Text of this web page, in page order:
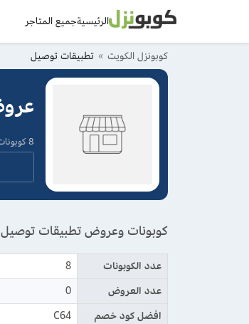
الرئيسيةجميع المتاجر
كوبونزل الكويت تطبيقات توصيل
8 كوبونات وعروض
كوبونات وعروض تطبيقات توصيل
عدد الكوبونات
8
عدد العروض
0
افضل كود خصم
C64